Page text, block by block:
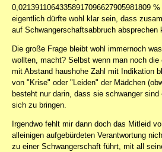
0,02139110643358917096627905981809
eigentlich dürfte wohl klar sein, dass
auf Schwangerschaftsabbruch
Die große Frage bleibt wohl immernoch
wollten, macht? Selbst wenn man noch
mit Abstand haushohe Zahl mit Indikation
von "Krise" oder "Leiden" der Mädchen
besteht nur darin, dass sie schwanger
sich zu bringen.
Irgendwo fehlt mir dann doch das Mitleid
alleinigen aufgebürdeten Verantwortung
zu einer Schwangerschaft führt, mit all